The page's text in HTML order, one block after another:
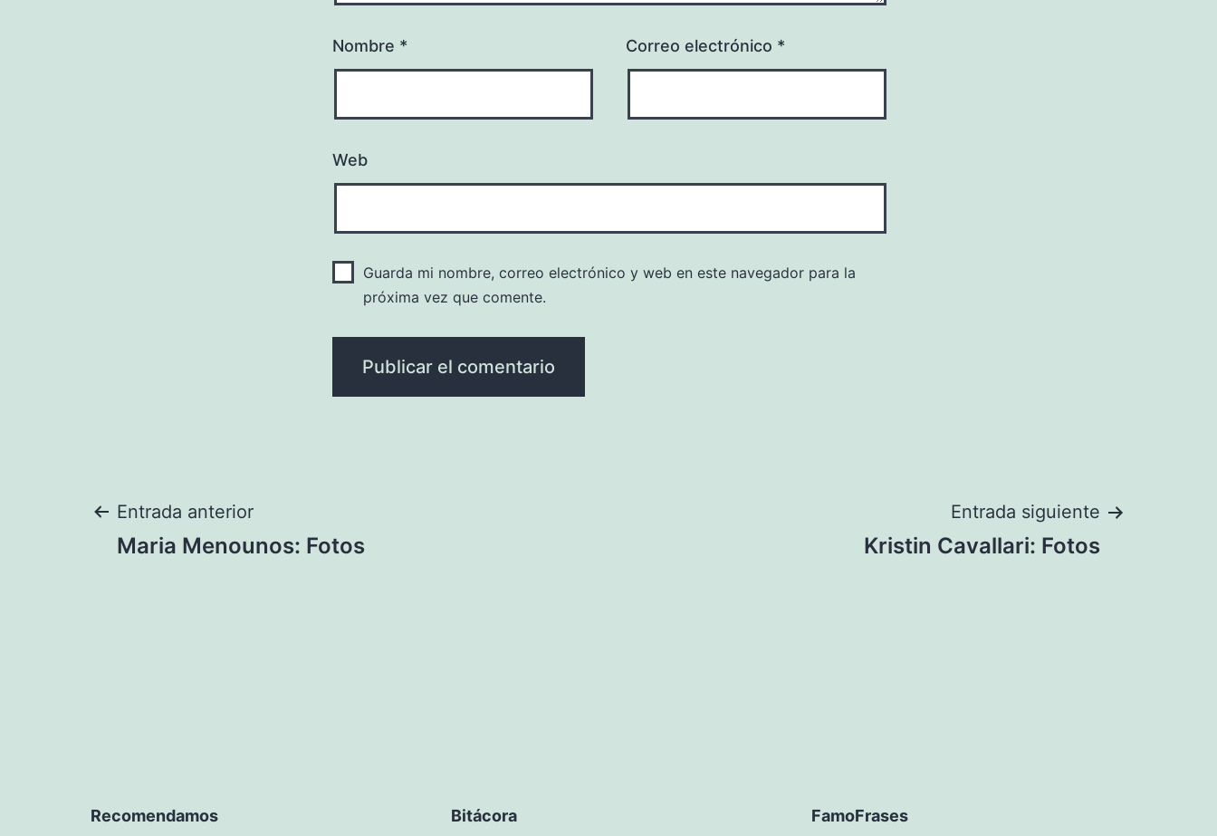
Nombre * Correo electrónico *
Web
Guarda mi nombre, correo electrónico y web en este navegador para la
próxima vez que comente.
Navegación
Entrada anterior
Maria Menounos: Fotos
Entrada siguiente
Kristin Cavallari: Fotos
Recomendamos Bitácora FamoFrases